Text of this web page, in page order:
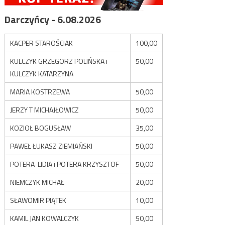
Darczyńcy - 6.08.2026
KACPER STAROŚCIAK
100,00
KULCZYK GRZEGORZ POLIŃSKA i
KULCZYK KATARZYNA
50,00
MARIA KOSTRZEWA
50,00
JERZY T MICHAJŁOWICZ
50,00
KOZIOŁ BOGUSŁAW
35,00
PAWEŁ ŁUKASZ ZIEMIAŃSKI
50,00
POTERA LIDIA i POTERA KRZYSZTOF
50,00
NIEMCZYK MICHAŁ
20,00
SŁAWOMIR PIĄTEK
10,00
KAMIL JAN KOWALCZYK
50,00